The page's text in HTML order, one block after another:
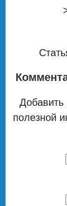
Добавить
полезной